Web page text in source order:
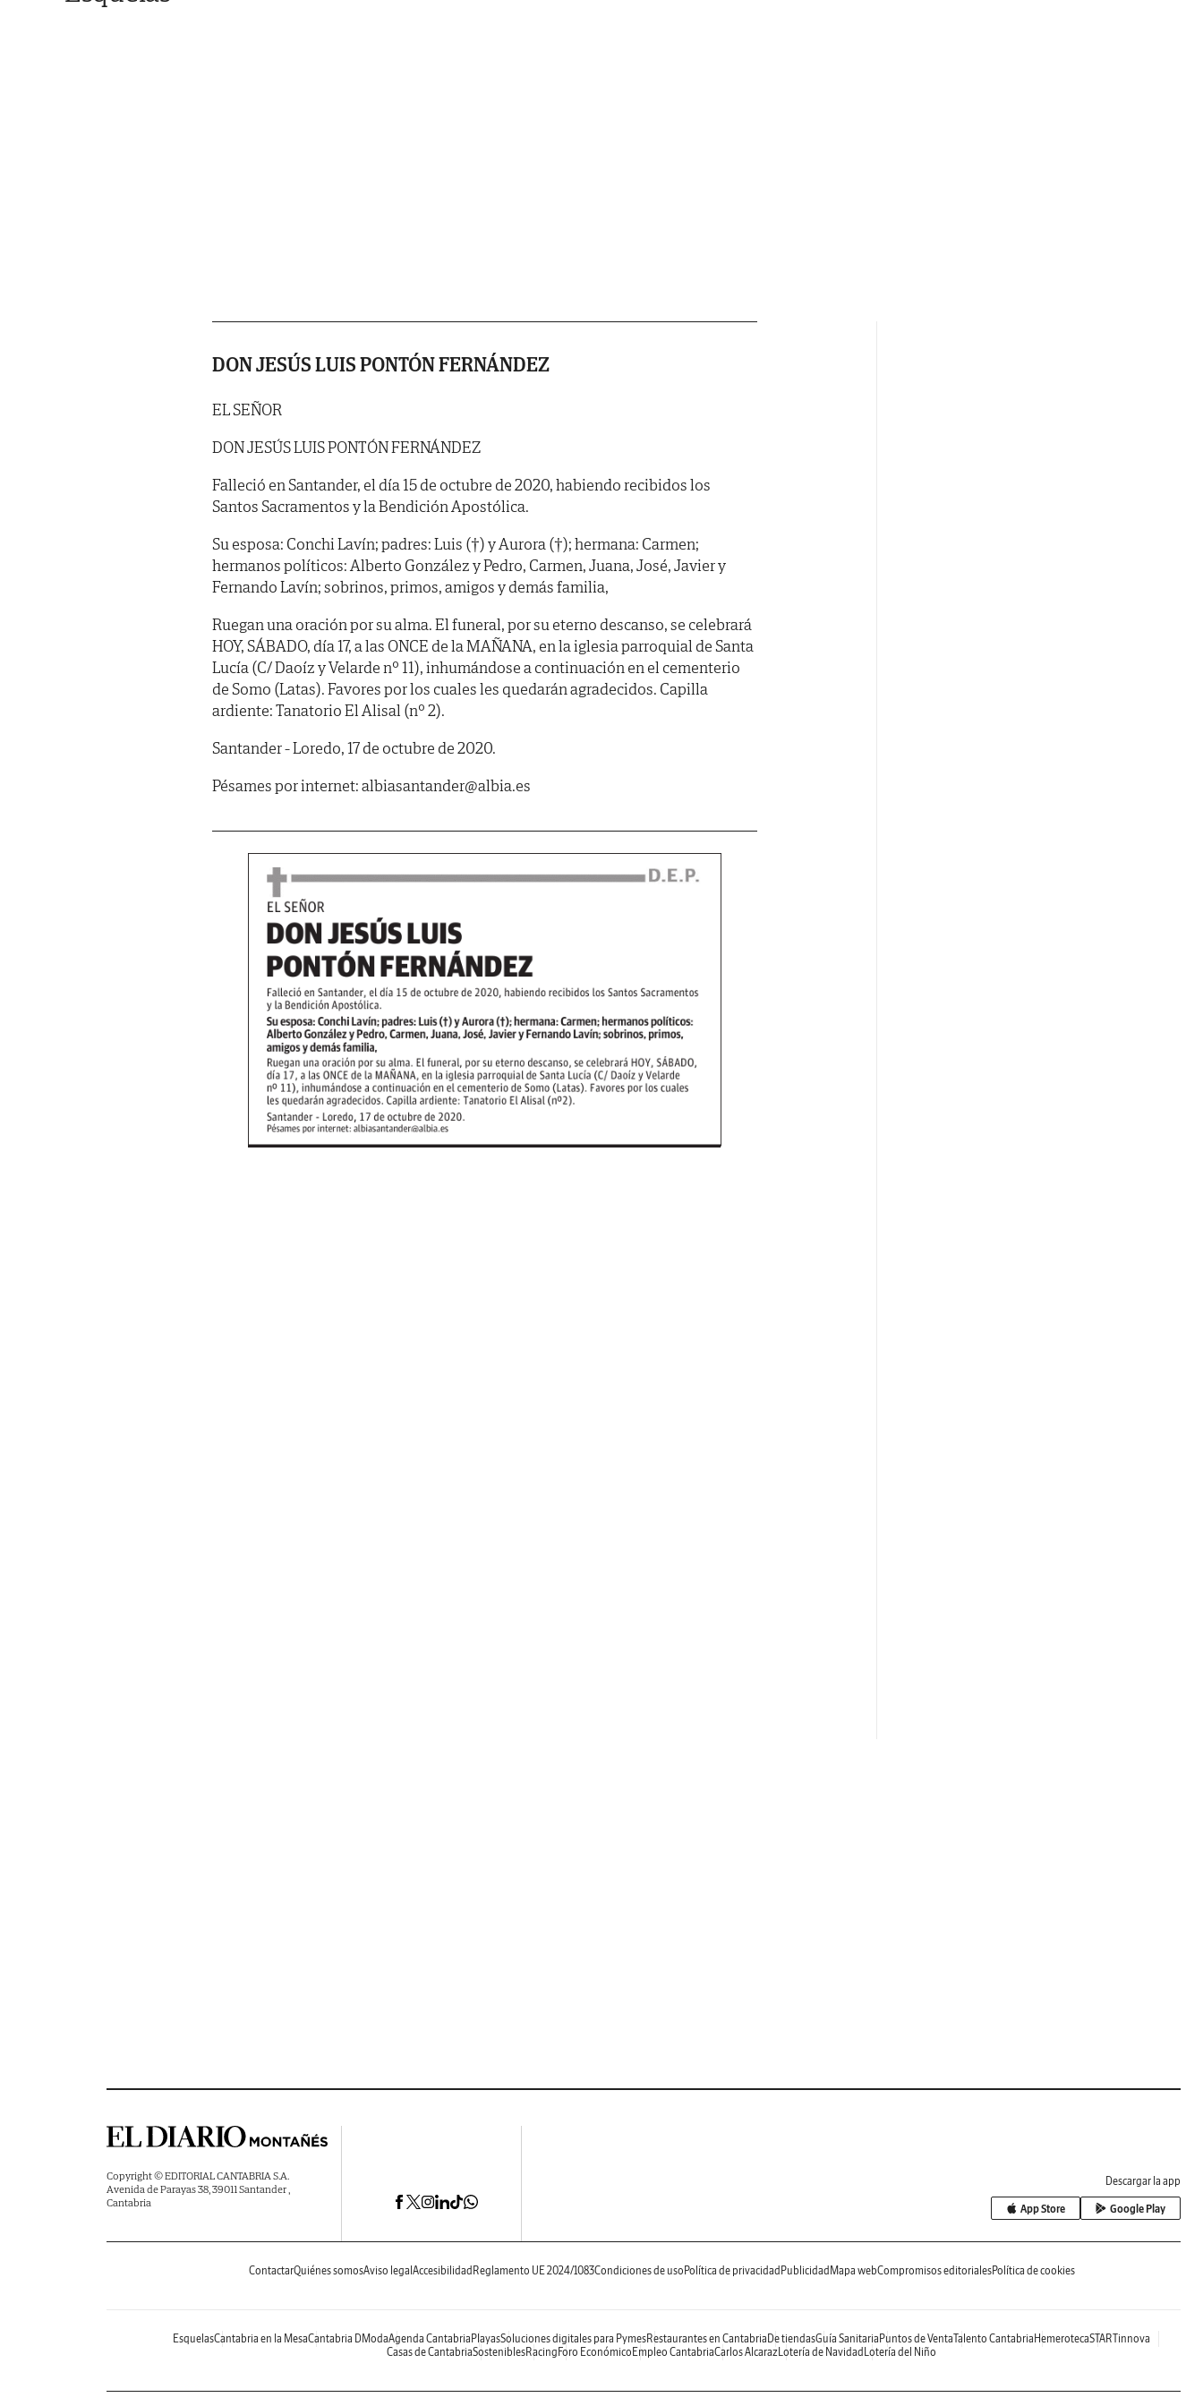
DON JESÚS LUIS PONTÓN FERNÁNDEZ
EL SEÑOR
DON JESÚS LUIS PONTÓN FERNÁNDEZ
Falleció en Santander, el día 15 de octubre de 2020, habiendo recibidos los
Santos Sacramentos y la Bendición Apostólica.
Su esposa: Conchi Lavín; padres: Luis (†) y Aurora (†); hermana: Carmen;
hermanos políticos: Alberto González y Pedro, Carmen, Juana, José, Javier y
Fernando Lavín; sobrinos, primos, amigos y demás familia,
Ruegan una oración por su alma. El funeral, por su eterno descanso, se celebrará
HOY, SÁBADO, día 17, a las ONCE de la MAÑANA, en la iglesia parroquial de Santa
Lucía (C/ Daoíz y Velarde nº 11), inhumándose a continuación en el cementerio
de Somo (Latas). Favores por los cuales les quedarán agradecidos. Capilla
ardiente: Tanatorio El Alisal (nº 2).
Santander - Loredo, 17 de octubre de 2020.
Pésames por internet: albiasantander@albia.es
Copyright © EDITORIAL CANTABRIA S.A.
Avenida de Parayas 38, 39011 Santander ,
Cantabria
Descargar la app
App Store Google Play
ContactarQuiénes somosAviso legal Accesibilidad Reglamento UE 2024/1083Condiciones de uso Política de privacidad Publicidad Mapa webCompromisos editorialesPolítica de cookies
EsquelasCantabria en la MesaCantabria DModaAgenda Cantabria PlayasSoluciones digitales para PymesRestaurantes en Cantabria De tiendasGuía Sanitaria Puntos de VentaTalento Cantabria HemerotecaSTARTinnova
Casas de CantabriaSosteniblesRacing Foro Económico Empleo CantabriaCarlos AlcarazLotería de Navidad Lotería del Niño